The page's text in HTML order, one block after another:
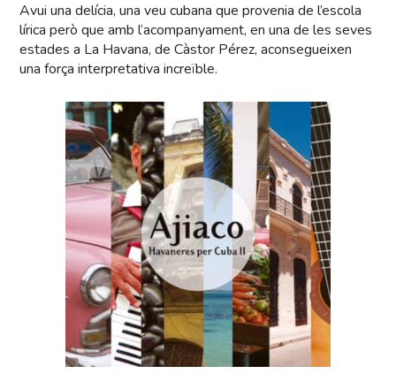
Avui una delícia, una veu cubana que provenia de l’escola
lírica però que amb l’acompanyament, en una de les seves
estades a La Havana, de Càstor Pérez, aconsegueixen
una força interpretativa increïble.